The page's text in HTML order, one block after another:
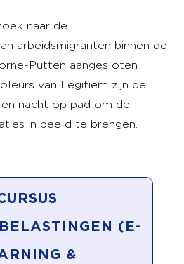
naar de
arbeidsmigranten binnen de
Putten aangesloten
van Legitiem zijn de
nacht op pad om de
in beeld te brengen.
(E-
&